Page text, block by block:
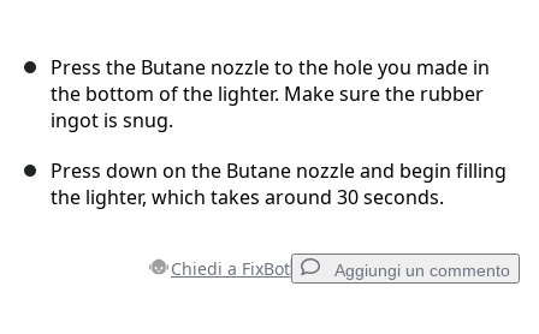
Press the Butane nozzle to the hole you made in
the bottom of the lighter. Make sure the rubber
ingot is snug.
Press down on the Butane nozzle and begin filling
the lighter, which takes around 30 seconds.
Chiedi a FixBot Aggiungi un commento